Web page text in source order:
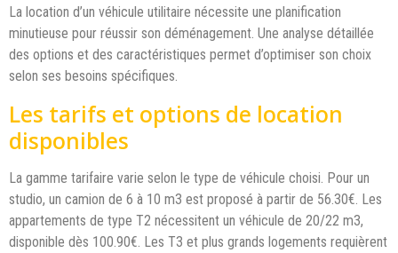
La location d’un véhicule utilitaire nécessite une planification
minutieuse pour réussir son déménagement. Une analyse détaillée
des options et des caractéristiques permet d’optimiser son choix
selon ses besoins spécifiques.
Les tarifs et options de location
disponibles
La gamme tarifaire varie selon le type de véhicule choisi. Pour un
studio, un camion de 6 à 10 m3 est proposé à partir de 56.30€. Les
appartements de type T2 nécessitent un véhicule de 20/22 m3,
disponible dès 100.90€. Les T3 et plus grands logements requièrent